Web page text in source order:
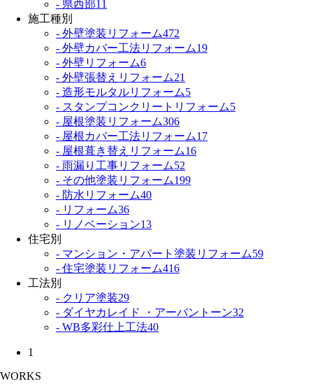
- 県西部11
施工種別
- 外壁塗装リフォーム472
- 外壁カバー工法リフォーム19
- 外壁リフォーム6
- 外壁張替えリフォーム21
- 造形モルタルリフォーム5
- スタンプコンクリートリフォーム5
- 屋根塗装リフォーム306
- 屋根カバー工法リフォーム17
- 屋根葺き替えリフォーム16
- 雨漏り工事リフォーム52
- その他塗装リフォーム199
- 防水リフォーム40
- リフォーム36
- リノベーション13
住宅別
- マンション・アパート塗装リフォーム59
- 住宅塗装リフォーム416
工法別
- クリア塗装29
- ダイヤカレイド ・アーバントーン32
- WB多彩仕上工法40
1
WORKS